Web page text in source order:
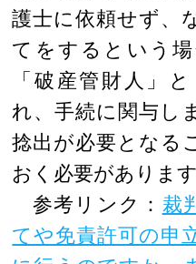
護士に依頼せず、
てをするという
「破産管財人」
れ、手続に関与し
捻出が必要となる
おく必要があります
参考リンク： 裁
てや免責許可の申